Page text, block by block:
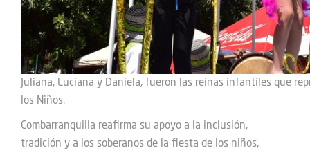
Juliana, Luciana y Daniela, fueron las reinas infantiles que
los Niños.
Combarranquilla reafirma su apoyo a la inclusión,
tradición y a los soberanos de la fiesta de los niños,